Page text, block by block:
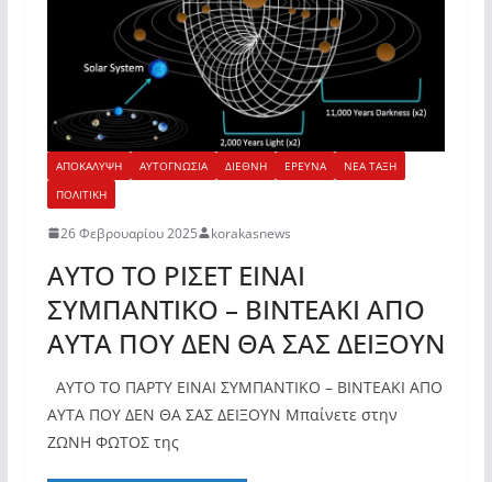
ΑΠΟΚΑΛΥΨΗ ΑΥΤΟΓΝΩΣΙΑ ΔΙΕΘΝΗ ΕΡΕΥΝΑ
ΝΕΑ ΤΑΞΗ
ΠΟΛΙΤΙΚΗ
26 Φεβρουαρίου 2025 korakasnews
ΑΥΤΟ ΤΟ ΡΙΣΕΤ ΕΙΝΑΙ
ΣΥΜΠΑΝΤΙΚΟ – ΒΙΝΤΕΑΚΙ ΑΠΟ
ΑΥΤΑ ΠΟΥ ΔΕΝ ΘΑ ΣΑΣ ΔΕΙΞΟΥΝ
ΑΥΤΟ ΤΟ ΠΑΡΤΥ ΕΙΝΑΙ ΣΥΜΠΑΝΤΙΚΟ – ΒΙΝΤΕΑΚΙ ΑΠΟ
ΑΥΤΑ ΠΟΥ ΔΕΝ ΘΑ ΣΑΣ ΔΕΙΞΟΥΝ Μπαίνετε στην
ΖΩΝΗ ΦΩΤΟΣ της